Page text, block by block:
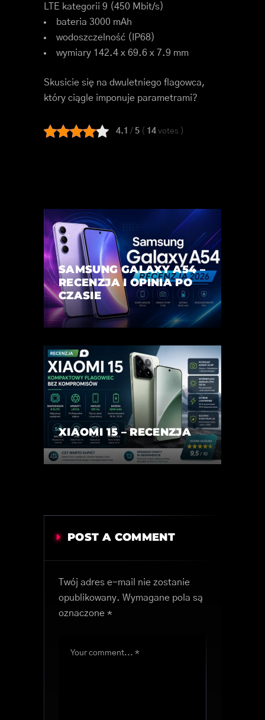
LTE kategorii 9 (450 Mbit/s)
bateria 3000 mAh
wodoszczelność (IP68)
wymiary 142.4 x 69.6 x 7.9 mm
Skusicie się na dwuletniego flagowca,
który ciągle imponuje parametrami?
4.1 / 5 ( 14 votes )
SAMSUNG GALAXY A54 –
RECENZJA I OPINIA PO
CZASIE
XIAOMI 15 – RECENZJA
POST A COMMENT
Twój adres e-mail nie zostanie
opublikowany. Wymagane pola są
oznaczone *